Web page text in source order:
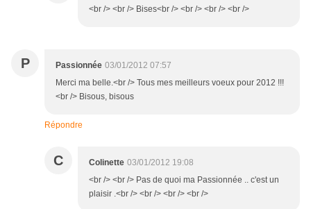
<br /> <br /> Bises<br /> <br /> <br /> <br />
P Passionnée 03/01/2012 07:57
Merci ma belle.<br /> Tous mes meilleurs voeux pour 2012 !!!
<br /> Bisous, bisous
Répondre
C Colinette 03/01/2012 19:08
<br /> <br /> Pas de quoi ma Passionnée .. c'est un
plaisir .<br /> <br /> <br /> <br />